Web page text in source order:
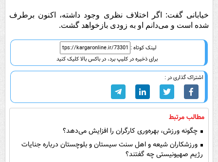
خیابانی گفت: اگر اختلاف نظری وجود داشته، اکنون برطرف
شده است و می‌دانم او به زودی بازخواهد گشت.
لینک کوتاه :
برای ذخیره در کلیپ برد، در باکس بالا کلیک کنید
اشتراک گذاری در :
مطالب مرتبط
چگونه ورزش، بهره‌وری کارگران را افزایش می‌دهد؟
ورزشکاران شیعه و اهل سنت سیستان و بلوچستان درباره جنایات
رژیم صهیونیستی چه گفتند؟